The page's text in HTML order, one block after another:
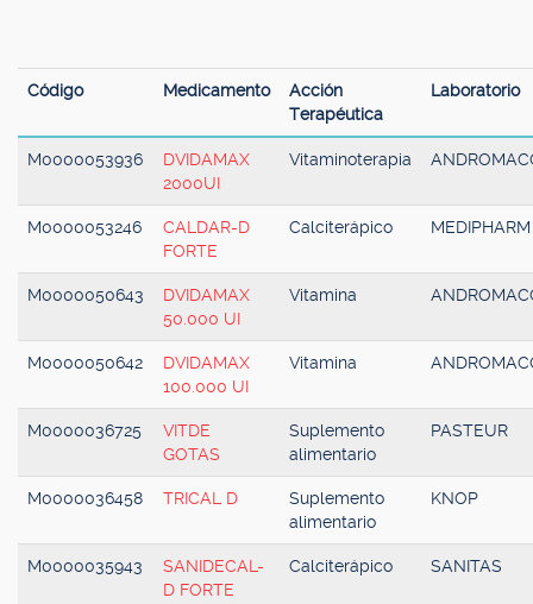
Código Medicamento
Acción
Terapéutica
Laboratorio
M0000053936
DVIDAMAX
2000UI
Vitaminoterapia
M0000053246
CALDAR-D
FORTE
Calciterápico MEDIPHARM
M0000050643
DVIDAMAX
50.000 UI
Vitamina
M0000050642
DVIDAMAX
100.000 UI
Vitamina
M0000036725
VITDE
GOTAS
Suplemento
alimentario
PASTEUR
M0000036458 TRICAL D
Suplemento
alimentario
KNOP
M0000035943
SANIDECAL-
D FORTE
Calciterápico SANITAS